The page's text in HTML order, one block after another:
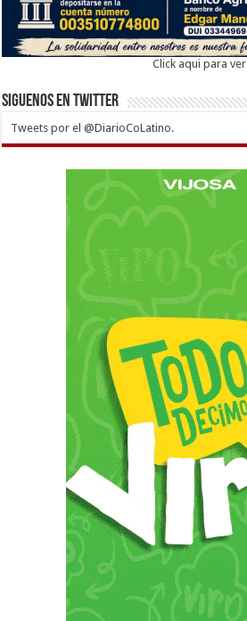
Click aqui para ver
Siguenos en twitter
Tweets por el @DiarioCoLatino.